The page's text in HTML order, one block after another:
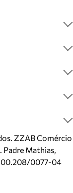
ZZAB Comércio
Padre Mathias,
0077-04